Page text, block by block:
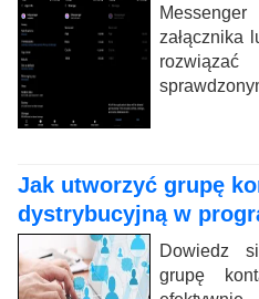
załącznika
Jak utworzyć grupę
dystrybucyjną w
Dowiedz
grupę